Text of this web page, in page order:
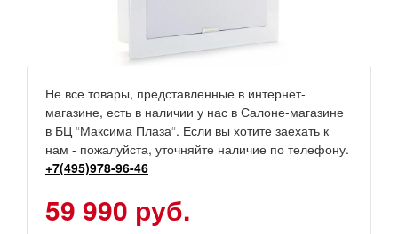
Не все товары, представленные в интернет-
магазине, есть в наличии у нас в Салоне-магазине
в БЦ “Максима Плаза“. Если вы хотите заехать к
нам - пожалуйста, уточняйте наличие по телефону.
+7(495)978-96-46
59 990 руб.